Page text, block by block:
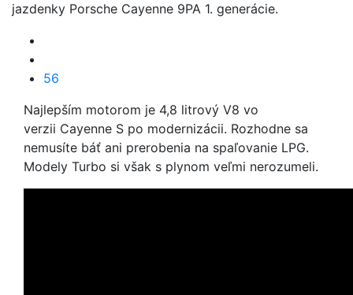
jazdenky Porsche Cayenne 9PA 1. generácie.
56
Najlepším motorom je 4,8 litrový V8 vo
verzii Cayenne S po modernizácii. Rozhodne sa
nemusíte báť ani prerobenia na spaľovanie LPG.
Modely Turbo si však s plynom veľmi nerozumeli.